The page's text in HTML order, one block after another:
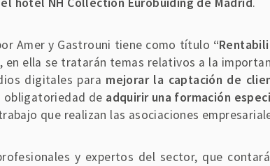
Amer y Gastrouni tiene como título
, en ella se tratarán temas relativos a la
digitales para mejorar la captación de
obligatoriedad de adquirir una formación
que realizan las asociaciones
y expertos del sector, que